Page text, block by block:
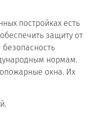
постройках есть
защиту от
безопасность
нормам.
окна. Их